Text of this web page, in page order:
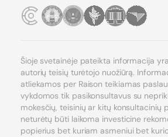
Šioje svetainėje pateikta informacija
autorių teisių turėtojo nuožiūrą.
atliekamos per Raison teikiamas
vykdomos tik pasikonsultavus su
mokesčių, teisinių ar kitų konsultacinių
neturėtų būti laikoma investicine
popierius bet kuriam asmeniui bet